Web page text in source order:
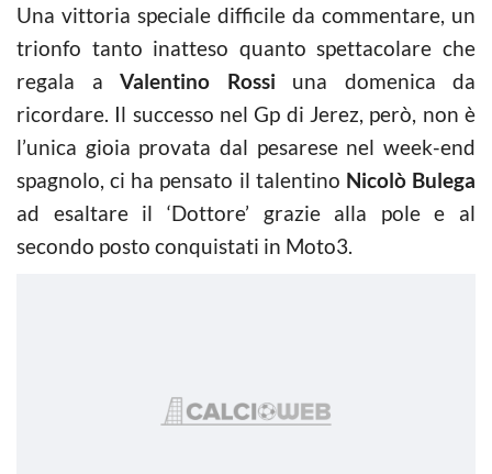
Una vittoria speciale difficile da commentare, un
trionfo tanto inatteso quanto spettacolare che
regala a Valentino Rossi una domenica da
ricordare. Il successo nel Gp di Jerez, però, non è
l’unica gioia provata dal pesarese nel week-end
spagnolo, ci ha pensato il talentino Nicolò Bulega
ad esaltare il ‘Dottore’ grazie alla pole e al
secondo posto conquistati in Moto3.